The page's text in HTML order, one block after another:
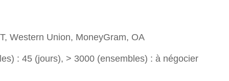
Western Union, MoneyGram, OA
: 45 (jours), > 3000 (ensembles) : à négocier